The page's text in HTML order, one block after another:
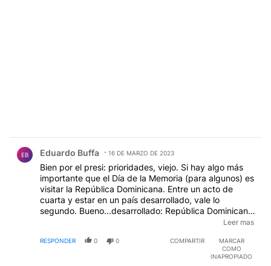
EB Eduardo Buffa 16 DE MARZO DE 2023
Bien por el presi: prioridades, viejo. Si hay algo más
importante que el Día de la Memoria (para algunos) es
visitar la República Dominicana. Entre un acto de
cuarta y estar en un país desarrollado, vale lo
segundo. Bueno...desarrollado: República Dominicana
es linda. Muy linda. Además ¿usted no se cansaría de
años?. Bon voyage, Alberté.
Leer mas
RESPONDER 0 0 COMPARTIR
MARCAR
COMO
INAPROPIADO